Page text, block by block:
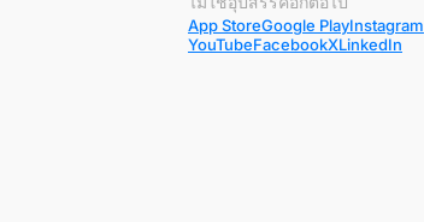
App StoreGoogle PlayInstagram
YouTubeFacebookXLinkedIn